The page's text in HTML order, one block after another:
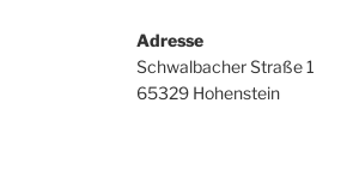
Adresse
Schwalbacher Straße 1
65329 Hohenstein